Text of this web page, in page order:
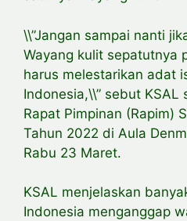
\\”Jangan sampai nanti
Wayang kulit sepatutnya
harus melestarikan adat
Indonesia,\\” sebut KSAL
Rapat Pimpinan (Rapim)
Tahun 2022 di Aula
Rabu 23 Maret.
KSAL menjelaskan
Indonesia menganggap